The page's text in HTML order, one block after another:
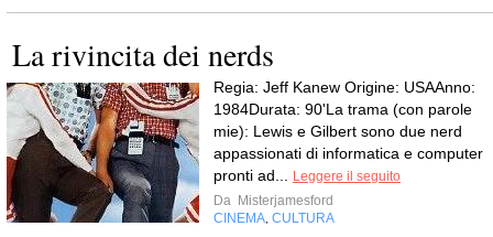
La rivincita dei nerds
Regia: Jeff Kanew Origine: USAAnno:
1984Durata: 90'La trama (con parole
mie): Lewis e Gilbert sono due nerd
appassionati di informatica e computer
pronti ad...
Leggere il seguito
Da Misterjamesford
CINEMA CULTURA